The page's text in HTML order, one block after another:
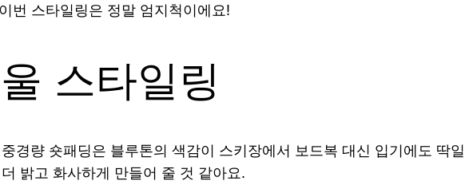
번 스타일링은 정말 엄지척이에요!
스타일링
경량 숏패딩은 블루톤의 색감이 스키장에서 보드복 대신 입기에도 딱
밝고 화사하게 만들어 줄 것 같아요.